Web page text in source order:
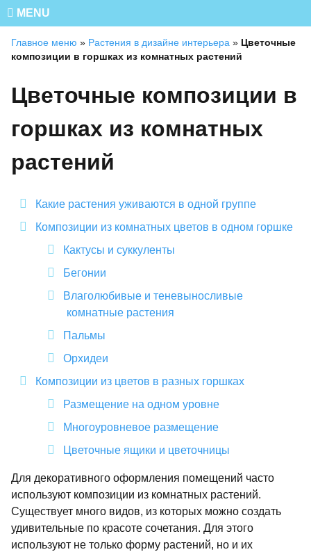
MENU
Главное меню » Растения в дизайне интерьера » Цветочные
композиции в горшках из комнатных растений
Цветочные композиции в
горшках из комнатных
растений
Какие растения уживаются в одной группе
Композиции из комнатных цветов в одном горшке
Кактусы и суккуленты
Бегонии
Влаголюбивые и теневыносливые
комнатные растения
Пальмы
Орхидеи
Композиции из цветов в разных горшках
Размещение на одном уровне
Многоуровневое размещение
Цветочные ящики и цветочницы
Для декоративного оформления помещений часто
используют композиции из комнатных растений.
Существует много видов, из которых можно создать
удивительные по красоте сочетания. Для этого
используют не только форму растений, но и их